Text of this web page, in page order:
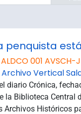
001 AVSCH-
Archivo Vertical
diario Crónica,
la Biblioteca Central
Archivos Históricos